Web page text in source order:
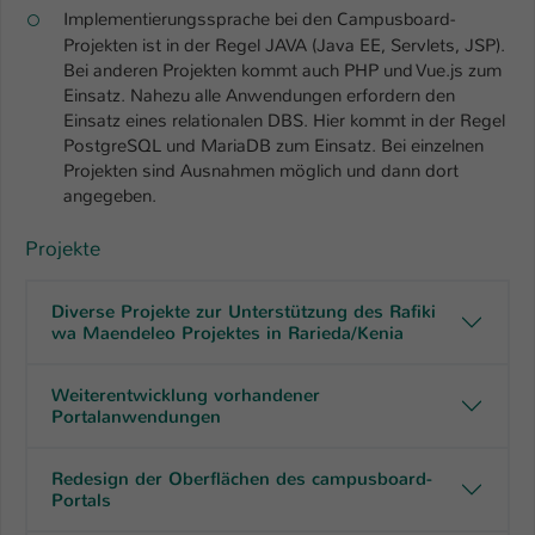
Implementierungssprache bei den Campusboard-
Projekten ist in der Regel JAVA (Java EE, Servlets, JSP).
Bei anderen Projekten kommt auch PHP und Vue.js zum
Einsatz. Nahezu alle Anwendungen erfordern den
Einsatz eines relationalen DBS. Hier kommt in der Regel
PostgreSQL und MariaDB zum Einsatz. Bei einzelnen
Projekten sind Ausnahmen möglich und dann dort
angegeben.
Projekte
Diverse Projekte zur Unterstützung des Rafiki
wa Maendeleo Projektes in Rarieda/Kenia
Weiterentwicklung vorhandener
Portalanwendungen
Redesign der Oberflächen des campusboard-
Portals
Zweck
generierte ID, für die historische
Speicherung Ihrer vorgenommen
Einstellungen, falls der Webseiten-
Betreiber dies eingestellt hat.
Name
Anbieter
Zweck
Dieses Cookie ist ein Standard-Session-
eines Intranet-Logins die Session-ID. So
kann der eingeloggte Benutzer
Zugang zu geschützten Bereichen